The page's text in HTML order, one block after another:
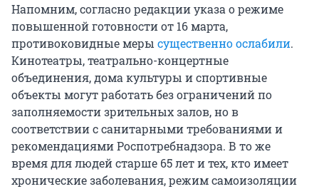
Напомним, согласно редакции указа о режиме
повышенной готовности от 16 марта,
противоковидные меры существенно ослабили.
Кинотеатры, театрально-концертные
объединения, дома культуры и спортивные
объекты могут работать без ограничений по
заполняемости зрительных залов, но в
соответствии с санитарными требованиями и
рекомендациями Роспотребнадзора. В то же
время для людей старше 65 лет и тех, кто имеет
хронические заболевания, режим самоизоляции